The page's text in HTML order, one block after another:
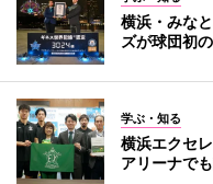
横浜・みな
ズが球団初
学ぶ・知る
横浜エクセ
アリーナで